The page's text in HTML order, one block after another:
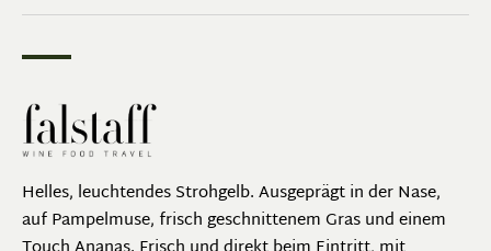
Helles, leuchtendes Strohgelb. Ausgeprägt in der Nase,
auf Pampelmuse, frisch geschnittenem Gras und einem